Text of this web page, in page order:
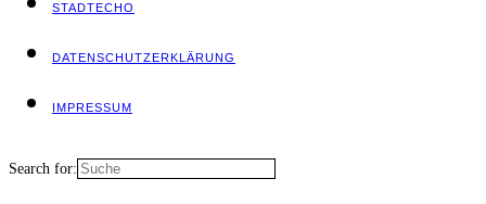
STADT­ECHO
DATEN­SCHUTZ­ER­KLÄ­RUNG
IMPRES­SUM
Search for: